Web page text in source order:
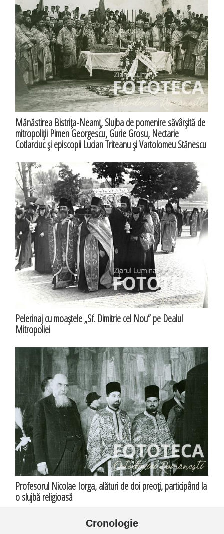
Mănăstirea Bistriţa-Neamţ, Slujba de pomenire săvârşită de
mitropoliţii Pimen Georgescu, Gurie Grosu, Nectarie
Cotlarciuc şi episcopii Lucian Triteanu şi Vartolomeu Stănescu
Pelerinaj cu moaştele „Sf. Dimitrie cel Nou” pe Dealul
Mitropoliei
Profesorul Nicolae Iorga, alături de doi preoţi, participând la
o slujbă religioasă
Cronologie